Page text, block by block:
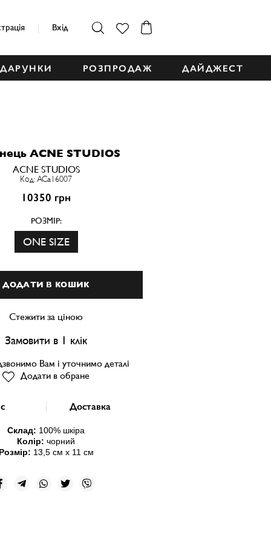
Вхід
РОЗПРОДАЖ ДАЙДЖЕСТ
ACNE STUDIOS
ACNE STUDIOS
Код: ACa16007
10350 грн
РОЗМІР:
ONE SIZE
ДОДАТИ В КОШИК
Стежити за ціною
Замовити в 1 клік
Вам і уточнимо деталі
Додати в обране
Доставка
Склад: 100% шкіра
Колір: чорний
Розмір: 13,5см х 11 см